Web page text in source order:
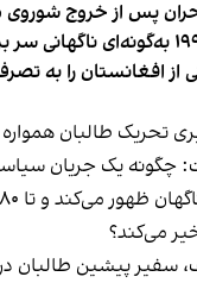
پس از خروج
طالبان در سال ۱۹۹۴ به‌گونه‌ای
افغانستان را به
تحریک طالبان
چگونه یک جریان
می‌کند؟
سفیر پیشین طالبان در